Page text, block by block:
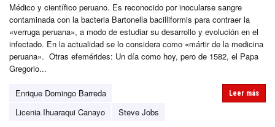
Médico y científico peruano. Es reconocido por inocularse sangre
contaminada con la bacteria Bartonella bacilliformis para contraer la
«verruga peruana», a modo de estudiar su desarrollo y evolución en el
infectado. En la actualidad se lo considera como «mártir de la medicina
peruana». Otras efemérides: Un día como hoy, pero de 1582, el Papa
Gregorio...
Enrique Domingo Barreda
Licenia Ihuaraqui Canayo
Steve Jobs
Leer más